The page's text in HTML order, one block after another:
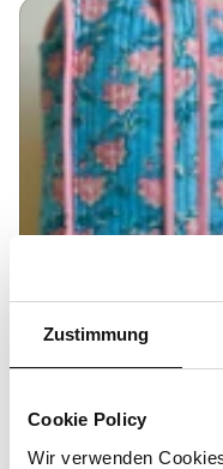
Zustimmung
Cookie Policy
Wir verwenden
Neu im Pop-
Entdecken Sie
Mehr Information